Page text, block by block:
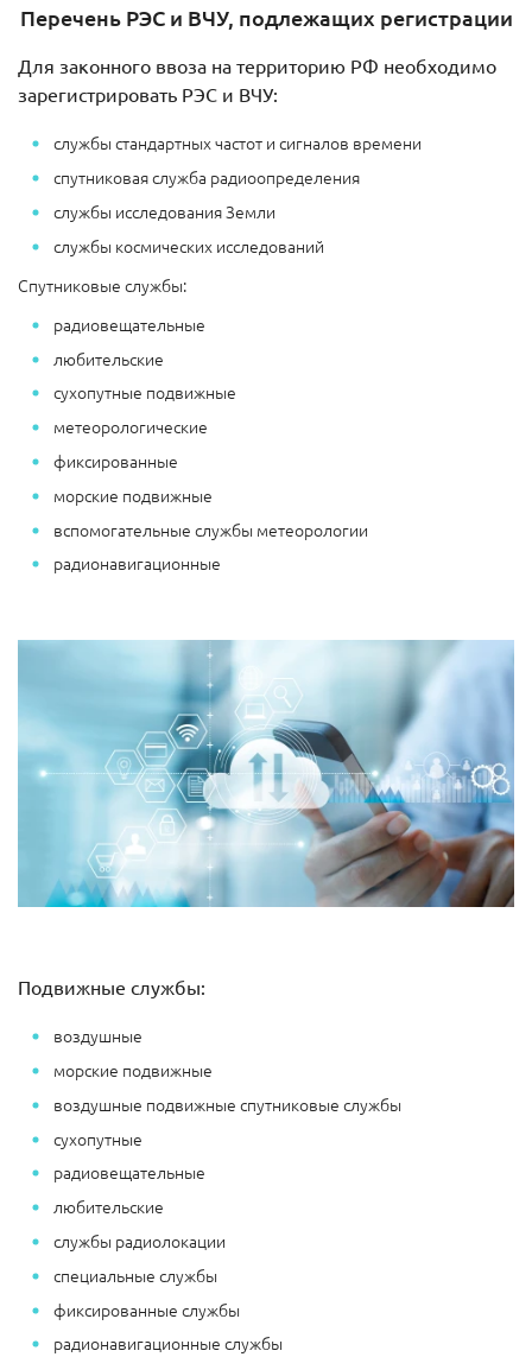
Перечень РЭС и ВЧУ, подлежащих регистрации
Для законного ввоза на территорию РФ необходимо
зарегистрировать РЭС и ВЧУ:
службы стандартных частот и сигналов времени
спутниковая служба радиоопределения
службы исследования Земли
службы космических исследований
Спутниковые службы:
радиовещательные
любительские
сухопутные подвижные
метеорологические
фиксированные
морские подвижные
вспомогательные службы метеорологии
радионавигационные
Подвижные службы:
воздушные
морские подвижные
воздушные подвижные спутниковые службы
сухопутные
радиовещательные
любительские
службы радиолокации
специальные службы
фиксированные службы
радионавигационные службы